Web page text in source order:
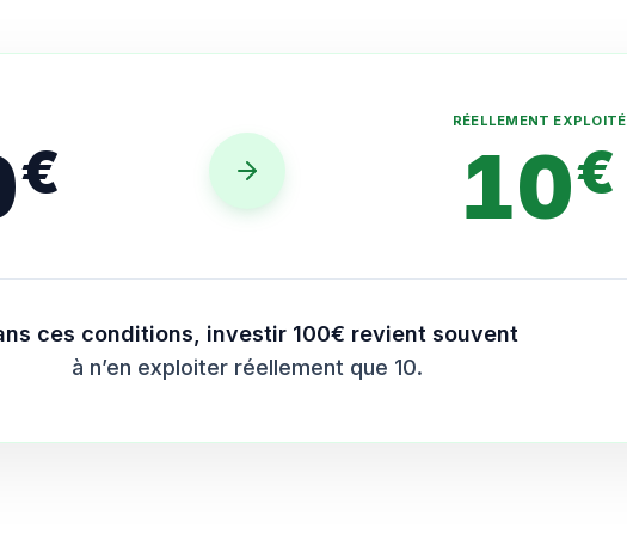
€
RÉELLEMENT EXPLOITÉ
10€
ces conditions, investir 100€ revient souvent
à n’en exploiter réellement que 10.